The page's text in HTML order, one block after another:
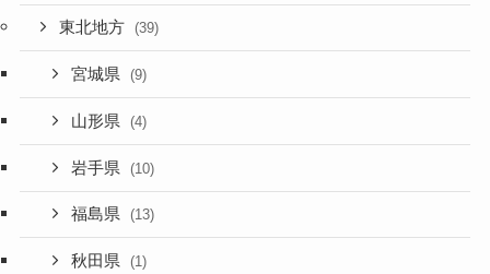
東北地方 (39)
宮城県 (9)
山形県 (4)
岩手県 (10)
福島県 (13)
秋田県 (1)